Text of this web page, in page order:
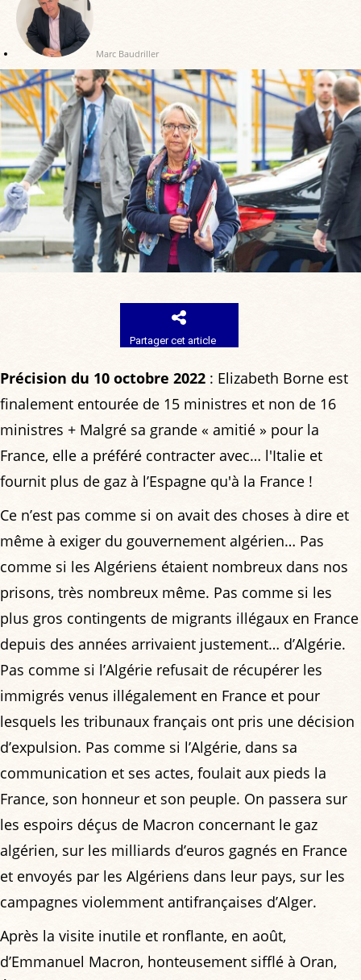
Marc Baudriller
Partager cet article
Précision du 10 octobre 2022 : Elizabeth Borne est
finalement entourée de 15 ministres et non de 16
ministres + Malgré sa grande « amitié » pour la
France, elle a préféré contracter avec… l'Italie et
fournit plus de gaz à l’Espagne qu'à la France !
Ce n’est pas comme si on avait des choses à dire et
même à exiger du gouvernement algérien… Pas
comme si les Algériens étaient nombreux dans nos
prisons, très nombreux même. Pas comme si les
plus gros contingents de migrants illégaux en France
depuis des années arrivaient justement… d’Algérie.
Pas comme si l’Algérie refusait de récupérer les
immigrés venus illégalement en France et pour
lesquels les tribunaux français ont pris une décision
d’expulsion. Pas comme si l’Algérie, dans sa
communication et ses actes, foulait aux pieds la
France, son honneur et son peuple. On passera sur
les espoirs déçus de Macron concernant le gaz
algérien, sur les milliards d’euros gagnés en France
et envoyés par les Algériens dans leur pays, sur les
campagnes violemment antifrançaises d’Alger.
Après la visite inutile et ronflante, en août,
d’Emmanuel Macron, honteusement sifflé à Oran,